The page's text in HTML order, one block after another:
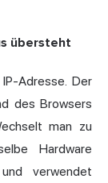
übersteht
Adresse. Der
des Browsers
man zu
Hardware
verwendet